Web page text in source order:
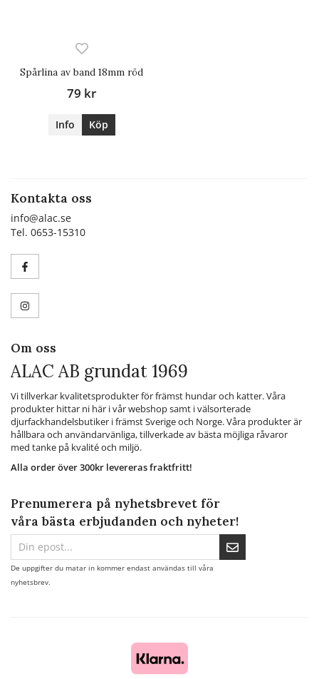
Spårlina av band 18mm röd
79 kr
Info Köp
Kontakta oss
info@alac.se
Tel. 0653-15310
Om oss
ALAC AB grundat 1969
Vi tillverkar kvalitetsprodukter för främst hundar och katter. Våra
produkter hittar ni här i vår webshop samt i välsorterade
djurfackhandelsbutiker i främst Sverige och Norge. Våra produkter är
hållbara och användarvänliga, tillverkade av bästa möjliga råvaror
med tanke på kvalité och miljö.
Alla order över 300kr levereras fraktfritt!
Prenumerera på nyhetsbrevet för
våra bästa erbjudanden och nyheter!
De uppgifter du matar in kommer endast användas till våra
nyhetsbrev.